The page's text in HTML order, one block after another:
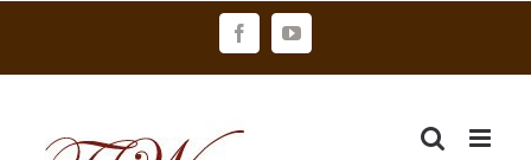
FacebookYouTube